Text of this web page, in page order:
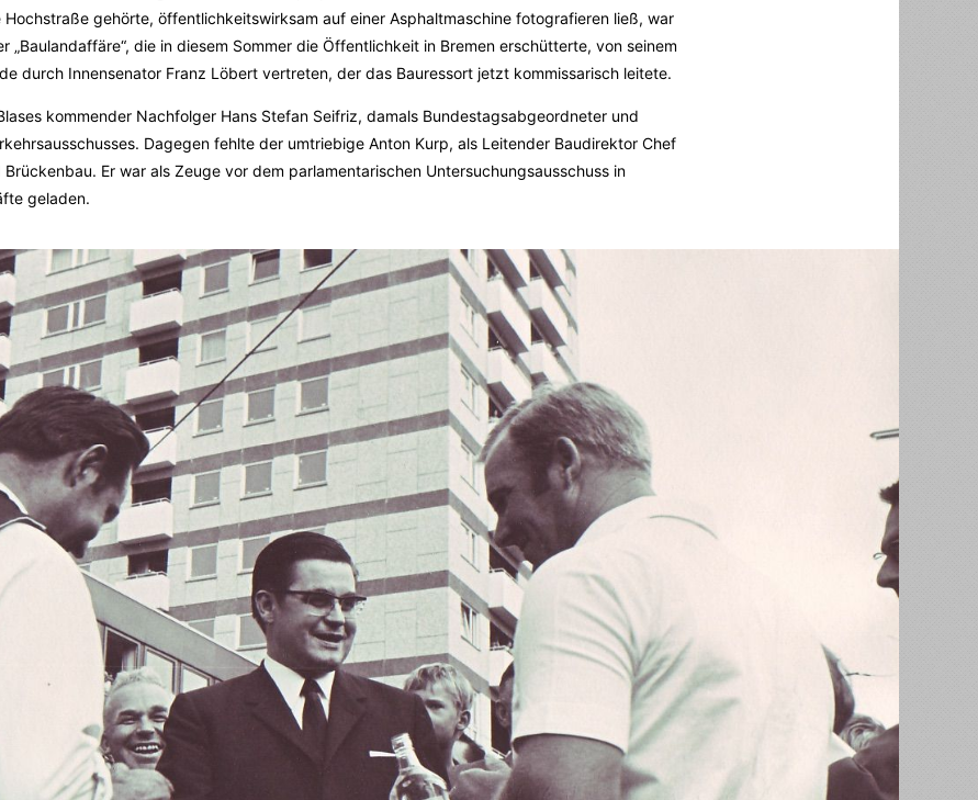
Hochstraße gehörte, öffentlichkeitswirksam auf einer Asphaltmaschine fotografieren ließ, war
„Baulandaffäre“, die in diesem Sommer die Öffentlichkeit in Bremen erschütterte, von seinem
durch Innensenator Franz Löbert vertreten, der das Bauressort jetzt kommissarisch leitete.
kommender Nachfolger Hans Stefan Seifriz, damals Bundestagsabgeordneter und
Dagegen fehlte der umtriebige Anton Kurp, als Leitender Baudirektor Chef
Er war als Zeuge vor dem parlamentarischen Untersuchungsausschuss in
geladen.